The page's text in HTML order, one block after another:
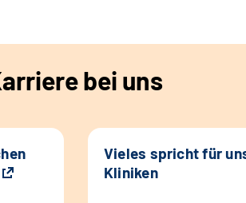
bei uns
Vieles spricht für
Kliniken